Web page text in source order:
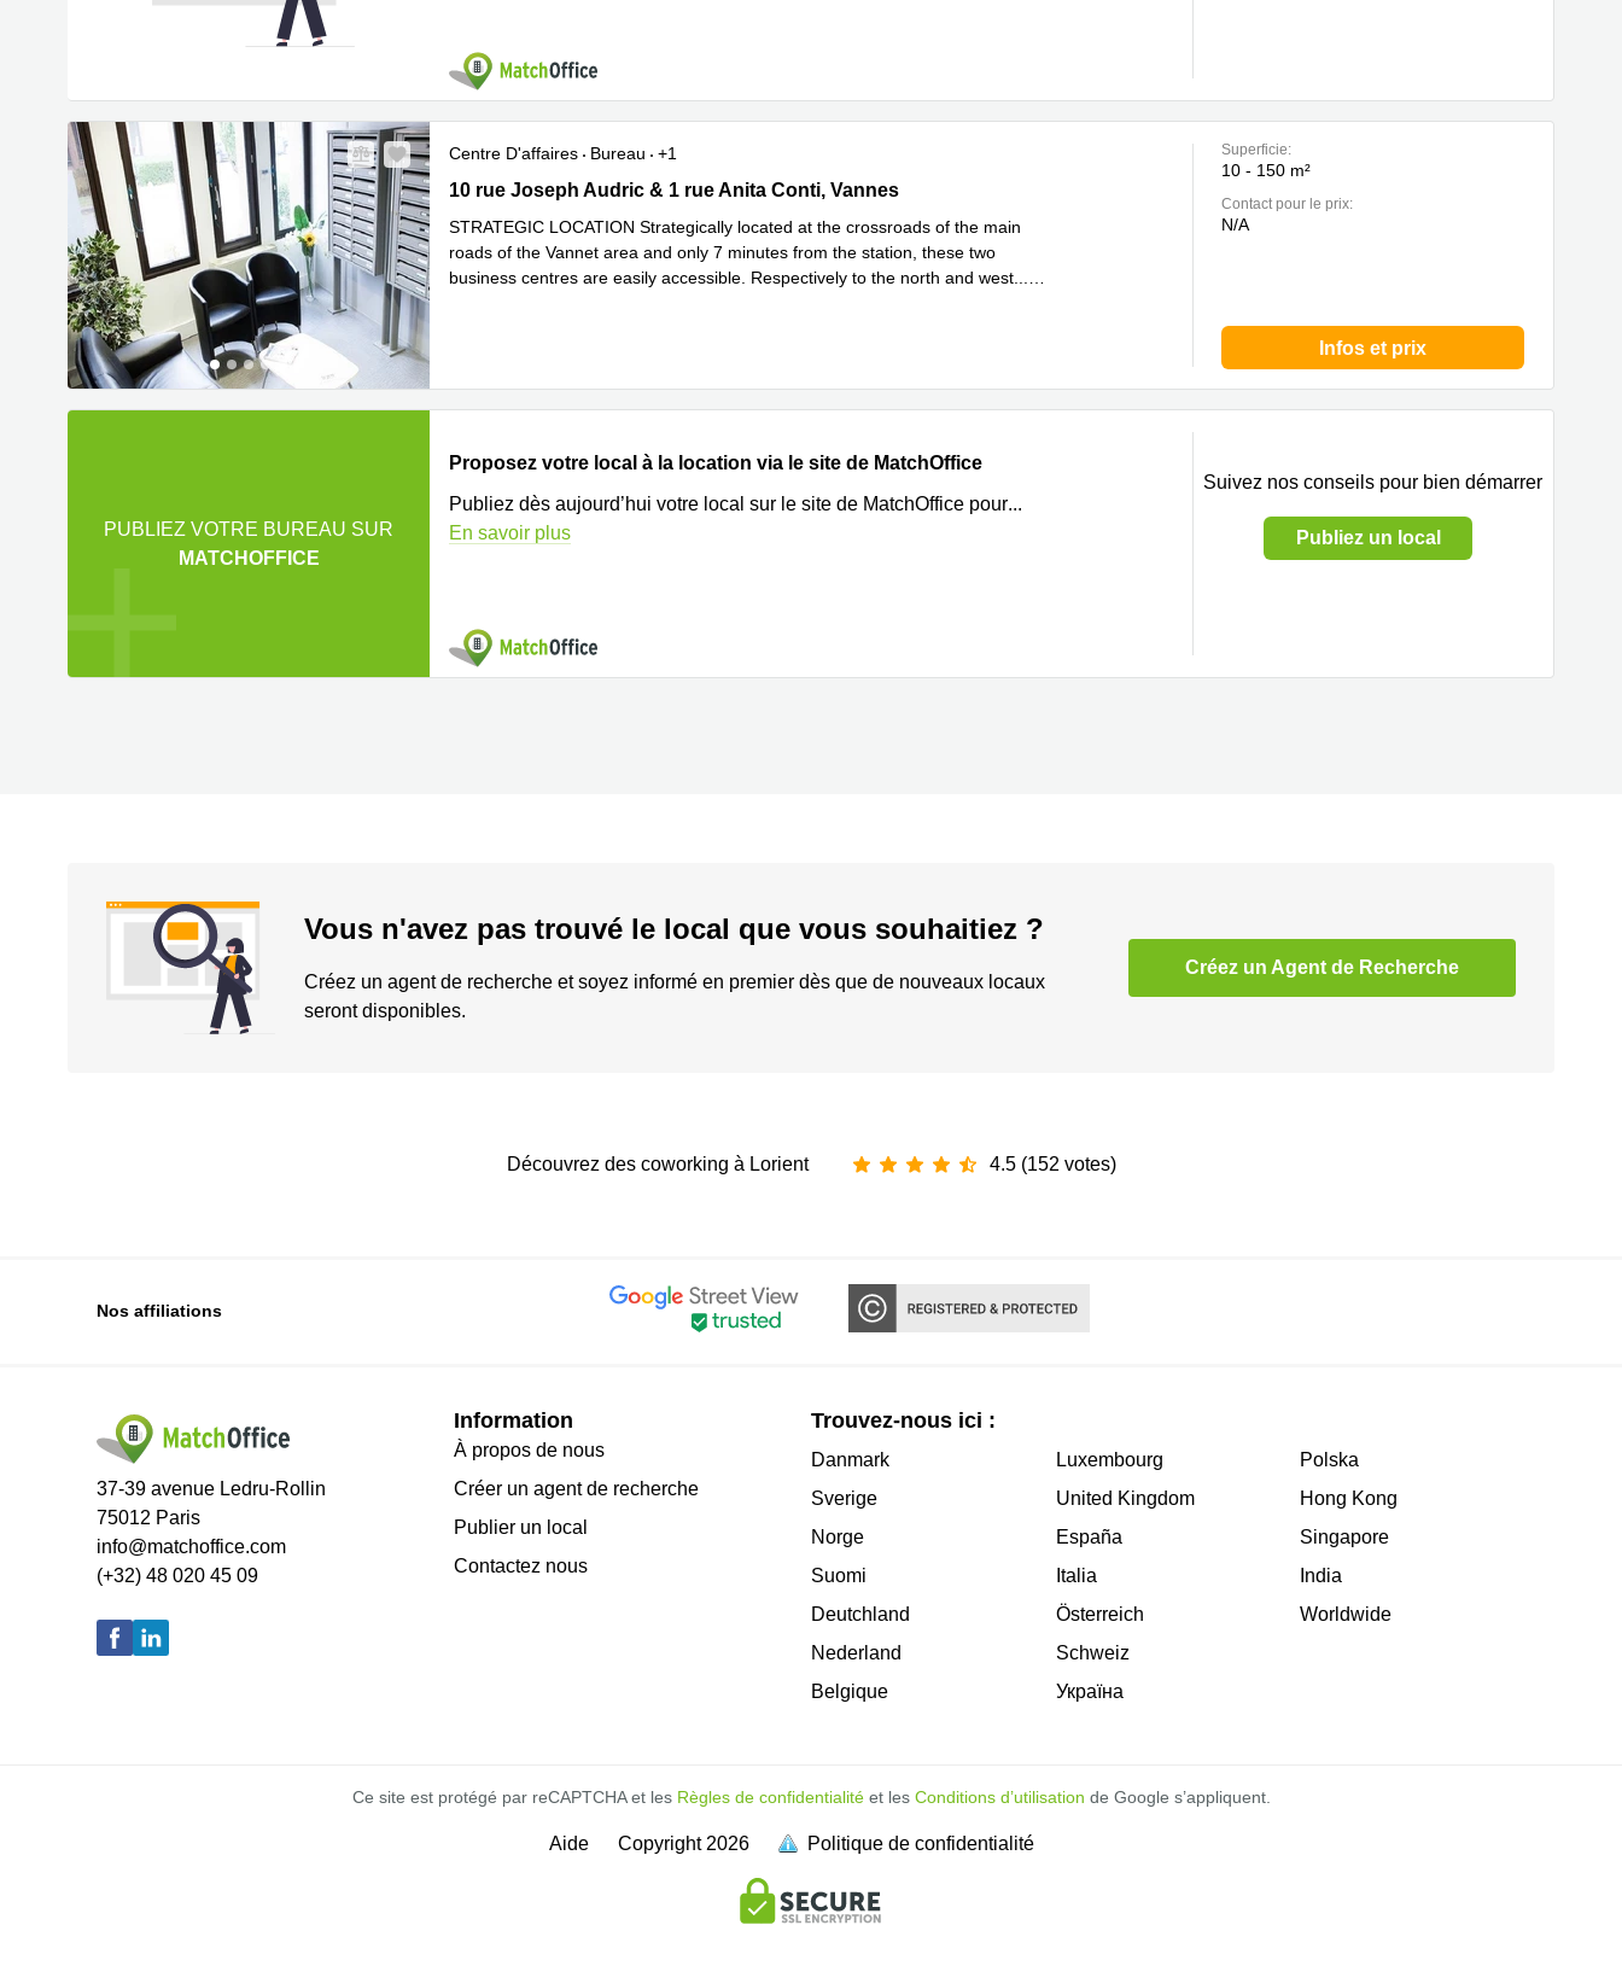
Centre D'affaires Bureau
+1
10 rue Joseph Audric & 1 rue Anita Conti, Vannes
10 rue Joseph Audric & 1 rue Anita Conti, Vannes
STRATEGIC LOCATION Strategically located at the crossroads of the main
roads of the Vannet area and only 7 minutes from the station, these two
business centres are easily accessible. Respectively to the north and west
Superficie:
10 - 150 m²
Contact pour le prix:
N/A
Infos et prix
PUBLIEZ VOTRE BUREAU SUR
MATCHOFFICE
Proposez votre local à la location via le site de MatchOffice
Publiez dès aujourd’hui votre local sur le site de MatchOffice pour...
En savoir plus
Suivez nos conseils pour bien démarrer
Publiez un local
Vous n'avez pas trouvé le local que vous souhaitiez ?
Créez un agent de recherche et soyez informé en premier dès que de nouveaux locaux
seront disponibles.
Créez un Agent de Recherche
Découvrez des coworking à Lorient 4.5 (152 votes)
Nos affiliations
37-39 avenue Ledru-Rollin
75012 Paris
info@matchoffice.com
(+32) 48 020 45 09
Information
À propos de nous
Créer un agent de recherche
Publier un local
Contactez nous
Trouvez-nous ici :
Danmark
Sverige
Norge
Suomi
Deutchland
Nederland
Belgique
Luxembourg
United Kingdom
España
Italia
Österreich
Schweiz
Україна
Polska
Hong Kong
Singapore
India
Worldwide
Ce site est protégé par reCAPTCHA et les Règles de confidentialitéet les Conditions d’utilisation de Google s’appliquent.
Aide Copyright 2026 Politique de confidentialité